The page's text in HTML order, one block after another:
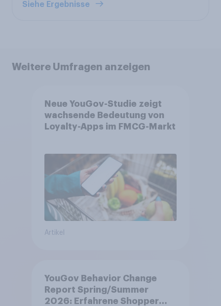
Siehe Ergebnisse
Weitere Umfragen anzeigen
Neue YouGov-Studie zeigt
wachsende Bedeutung von
Loyalty-Apps im FMCG-Markt
Artikel
YouGov Behavior Change
Report Spring/Summer
2026: Erfahrene Shopper